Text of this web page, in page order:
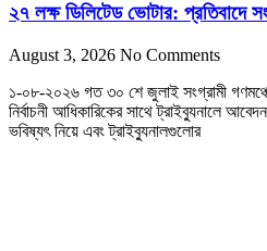
২৭ লক্ষ ডিলিটেড ভোটার: প্রতিবাদে
August 3, 2026 No Comments
১-০৮-২০২৬ গত ৩০ শে জুলাই সংগ্রামী
নির্বাচনী আধিকারিকের সাথে ট্রাইব্যুনালে
ভবিষ্যৎ নিয়ে এবং ট্রাইব্যুনালগুলোর